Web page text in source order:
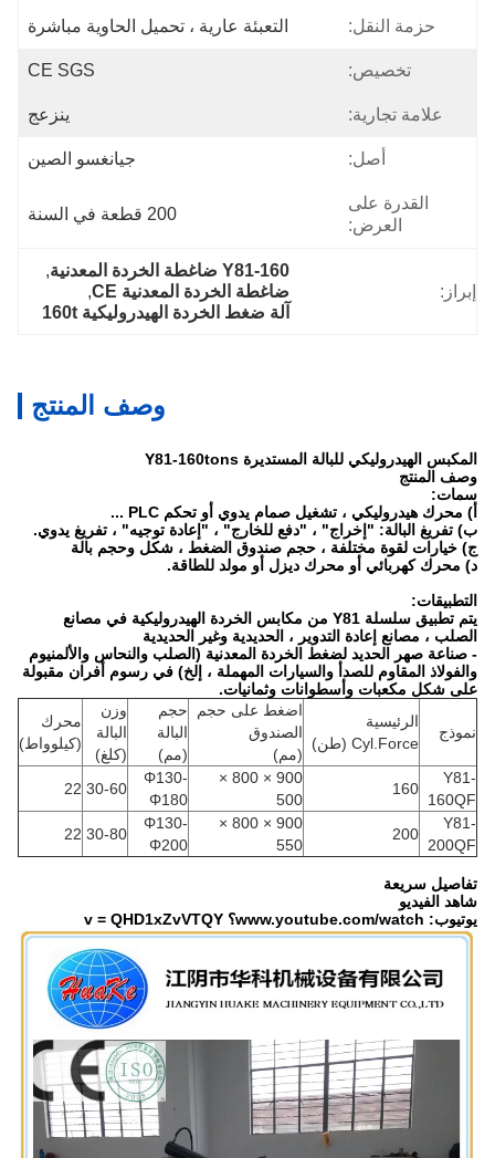
حزمة النقل: التعبئة عارية ، تحميل الحاوية مباشرة
تخصيص: CE SGS
علامة تجارية: ينزعج
أصل: جيانغسو الصين
القدرة على
العرض:
200 قطعة في السنة
إبراز:
Y81-160 ضاغطة الخردة المعدنية
,
ضاغطة الخردة المعدنية CE
,
آلة ضغط الخردة الهيدروليكية 160t
وصف المنتج
المكبس الهيدروليكي للبالة المستديرة Y81-160tons
وصف المنتج
سمات:
أ) محرك هيدروليكي ، تشغيل صمام يدوي أو تحكم PLC ...
ب) تفريغ البالة: "إخراج" ، "دفع للخارج" ، "إعادة توجيه" ، تفريغ يدوي.
ج) خيارات لقوة مختلفة ، حجم صندوق الضغط ، شكل وحجم بالة
د) محرك كهربائي أو محرك ديزل أو مولد للطاقة.
التطبيقات:
يتم تطبيق سلسلة Y81 من مكابس الخردة الهيدروليكية في مصانع
الصلب ، مصانع إعادة التدوير ، الحديدية وغير الحديدية
- صناعة صهر الحديد لضغط الخردة المعدنية (الصلب والنحاس والألمنيوم
والفولاذ المقاوم للصدأ والسيارات المهملة ، إلخ) في رسوم أفران مقبولة
على شكل مكعبات وأسطوانات وثمانيات.
نموذج
الرئيسية
Cyl.Force (طن)
اضغط على حجم
الصندوق
(مم)
حجم
البالة
(مم)
وزن
البالة
(كلغ)
محرك
(كيلوواط)
Y81-
160QF
160
900 × 800 ×
500
Φ130-
Φ180
30-60
22
Y81-
200QF
200
900 × 800 ×
550
Φ130-
Φ200
30-80
22
تفاصيل سريعة
شاهد الفيديو
يوتيوب: www.youtube.com/watch؟ v = QHD1xZvVTQY